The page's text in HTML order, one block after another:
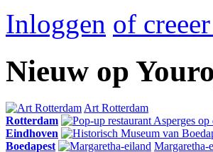
Inloggen of
Nieuw op
Art Rotterdam
Rotterdam
Eindhoven
Boedapest
Margaretha-